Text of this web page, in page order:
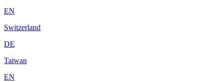
EN
Switzerland
DE
Taiwan
EN